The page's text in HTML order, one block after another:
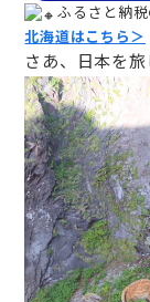
ふるさと納
北海道はこちら＞
さあ、日本を旅